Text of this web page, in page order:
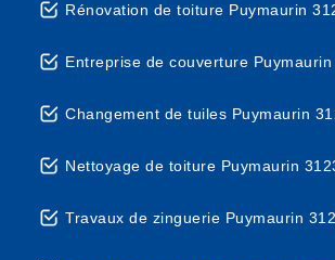
Rénovation de toiture Puymaurin
Entreprise de couverture
Changement de tuiles Puymaurin
Nettoyage de toiture Puymaurin
Travaux de zinguerie Puymaurin